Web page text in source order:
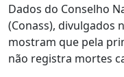
Dados do Conselho
(Conass), divulgados
mostram que pela
não registra mortes